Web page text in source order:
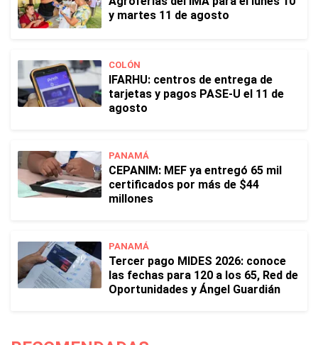
y martes 11 de agosto
COLÓN
IFARHU: centros de entrega de
tarjetas y pagos PASE-U el 11 de
agosto
PANAMÁ
CEPANIM: MEF ya entregó 65 mil
certificados por más de $44
millones
PANAMÁ
Tercer pago MIDES 2026: conoce
las fechas para 120 a los 65, Red de
Oportunidades y Ángel Guardián